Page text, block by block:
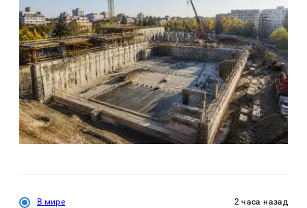
В мире 2 часа назад